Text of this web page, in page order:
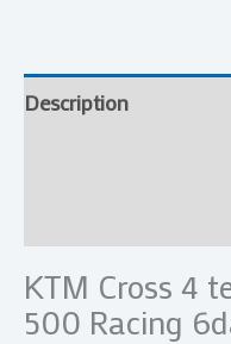
Description
KTM Cross 4
500 Racing